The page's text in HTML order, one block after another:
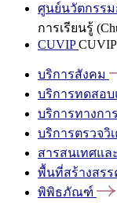
ศูนย์นวัตกรรม
การเรียนรู้
CUVIPCUVIP
บริการสังคม
บริการทดสอบ
บริการทางกา
บริการตรวจ
สารสนเทศแล
พื้นที่สร้างสรร
พิพิธภัณฑ์